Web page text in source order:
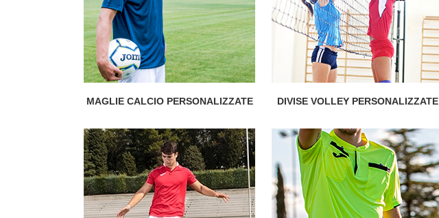
MAGLIE CALCIO PERSONALIZZATE DIVISE VOLLEY PERSONALIZZATE